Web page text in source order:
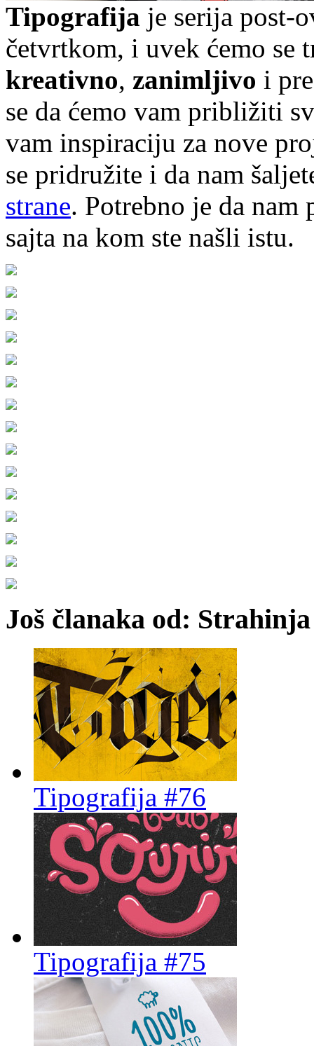
Tipografija je serija post-
četvrtkom, i uvek ćemo se
kreativno, zanimljivo i
se da ćemo vam približiti
vam inspiraciju za nove
se pridružite i da nam
strane. Potrebno je da
sajta na kom ste našli istu.
Još članaka od:
Tipografija #76
Tipografija #75